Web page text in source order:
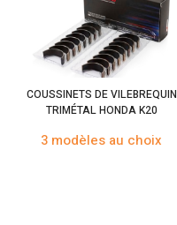
COUSSINETS DE VILEBREQUIN
TRIMÉTAL HONDA K20
3 modèles au choix